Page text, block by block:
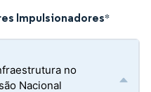
Impulsionadores*
no
Nacional